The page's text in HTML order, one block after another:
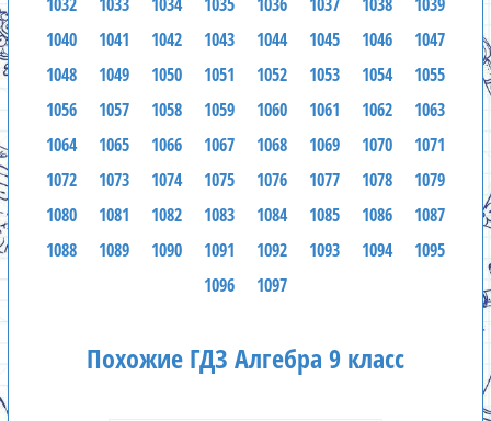
1040
1041 1042 1043 1044 1045 1046
1047
1048
1049 1050 1051 1052 1053 1054
1055
1056
1057 1058 1059 1060 1061 1062
1063
1064
1065 1066 1067 1068 1069 1070
1071
1072
1073 1074 1075 1076 1077 1078
1079
1080
1081 1082 1083 1084 1085 1086
1087
1088
1089 1090 1091 1092 1093 1094
1095
1096
1097
Похожие ГДЗ Алгебра 9 класс